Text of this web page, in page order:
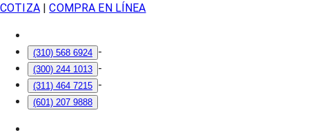
COTIZA| COMPRA EN LÍNEA
(310) 568 6924 -
(300) 244 1013 -
(311) 464 7215 -
(601) 207 9888